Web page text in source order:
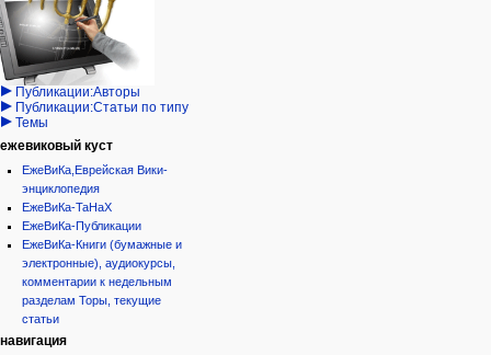
запрос
учётной
записи
Иудаизм
Народ
Проекты
Проекты/Участники/
дополнения
Публикации:Авторы
Публикации:Статьи по типу
Темы
ежевиковый куст
ЕжеВиКа,Еврейская Вики-
энциклопедия
ЕжеВиКа-ТаНаХ
ЕжеВиКа-Публикации
ЕжеВиКа-Книги (бумажные и
электронные), аудиокурсы,
комментарии к недельным
разделам Торы, текущие
статьи
навигация